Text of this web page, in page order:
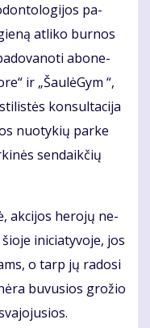
pa­
at­li­ko bur­nos
abo­ne­
ir „Šau­lė­Gym “,
kon­sul­ta­ci­ja
nuo­ty­kių par­ke
sen­daik­čių
ak­ci­jos he­ro­jų ne­
ini­cia­ty­vo­je, jos
o tarp jų ra­do­si
bu­vu­sios gro­žio